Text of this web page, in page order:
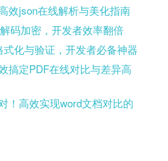
效json在线解析与美化指南
码加密，开发者效率翻倍
式化与验证，开发者必备神器
搞定PDF在线对比与差异高
！高效实现word文档对比的